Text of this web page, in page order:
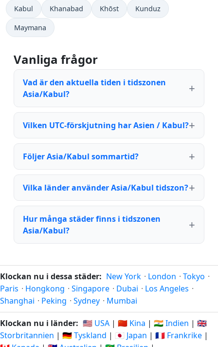
Kabul Khanabad Khōst Kunduz
Maymana
Vanliga frågor
Vad är den aktuella tiden i tidszonen
Asia/Kabul?
Vilken UTC-förskjutning har Asien / Kabul?
Följer Asia/Kabul sommartid?
Vilka länder använder Asia/Kabul tidszon?
Hur många städer finns i tidszonen
Asia/Kabul?
Klockan nu i dessa städer: New York · London · Tokyo ·
Paris · Hongkong · Singapore · Dubai · Los Angeles ·
Shanghai · Peking · Sydney · Mumbai
Klockan nu i länder: 🇺🇸 USA | 🇨🇳 Kina | 🇮🇳 Indien | 🇬🇧
Storbritannien | 🇩🇪 Tyskland | 🇯🇵 Japan | 🇫🇷 Frankrike |